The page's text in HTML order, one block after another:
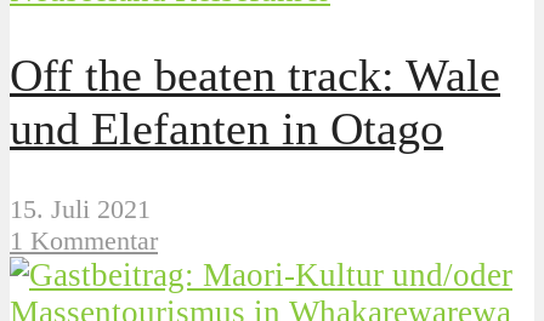
Off the beaten track: Wale
und Elefanten in Otago
15. Juli 2021
1 Kommentar